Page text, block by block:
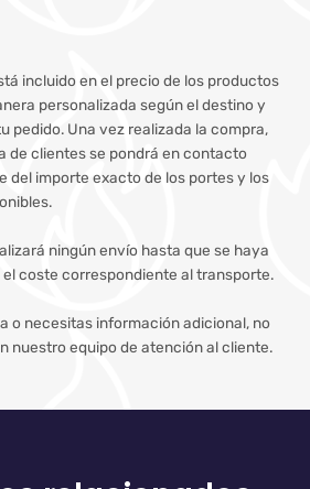
incluido en el precio de los productos
personalizada según el destino y
pedido. Una vez realizada la compra,
de clientes se pondrá en contacto
del importe exacto de los portes y los
ningún envío hasta que se haya
coste correspondiente al transporte.
o necesitas información adicional, no
nuestro equipo de atención al cliente.